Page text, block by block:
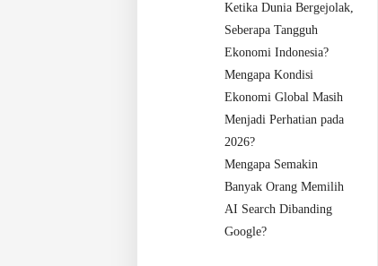
Ketika Dunia Bergejolak,
Seberapa Tangguh
Ekonomi Indonesia?
Mengapa Kondisi
Ekonomi Global Masih
Menjadi Perhatian pada
2026?
Mengapa Semakin
Banyak Orang Memilih
AI Search Dibanding
Google?